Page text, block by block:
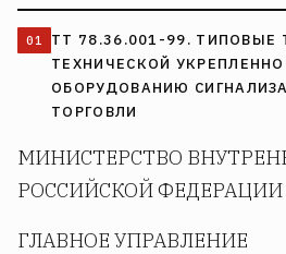
ТТ 78.36.001-99. ТИПОВЫЕ
ТЕХНИЧЕСКОЙ
ОБОРУДОВАНИЮ
ТОРГОВЛИ
МИНИСТЕРСТВО
РОССИЙСКОЙ ФЕДЕРАЦИИ
ГЛАВНОЕ УПРАВЛЕНИЕ